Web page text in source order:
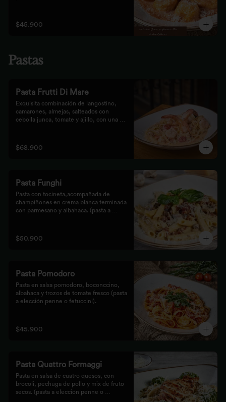
$45.900
Pastas
Pasta Frutti Di Mare
Exquisita combinación de langostino,
camarones, almejas, salteados con
cebolla junca, tomate y ajillo, con una
acompañado con nuestro tradicional pan
Focaccia.
$68.900
Pasta Funghi
Pasta con tocineta,acompañada de
champiñones en crema blanca terminada
con parmesano y albahaca. (pasta a
$50.900
Pasta Pomodoro
Pasta en salsa pomodoro, boconccino,
albahaca y trozos de tomate fresco (pasta
a elección penne o fetuccini).
$45.900
Pasta Quattro Formaggi
Pasta en salsa de cuatro quesos, con
brócoli, pechuga de pollo y mix de fruto
secos. (pasta a elección penne o